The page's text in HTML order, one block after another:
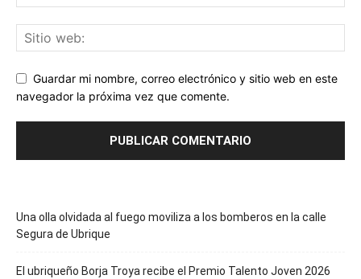
Guardar mi nombre, correo electrónico y sitio web en este
navegador la próxima vez que comente.
Una olla olvidada al fuego moviliza a los bomberos en la calle
Segura de Ubrique
El ubriqueño Borja Troya recibe el Premio Talento Joven 2026